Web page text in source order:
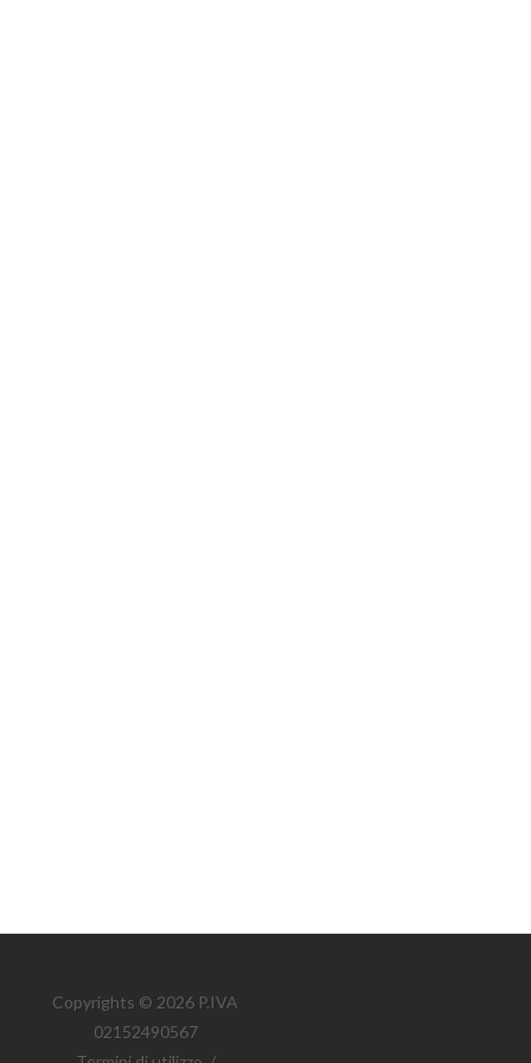
Copyrights © 2026 P.IVA
02152490567